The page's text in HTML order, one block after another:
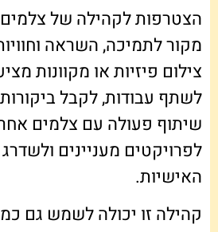
הצטרפות לקהילה של צלמים
מקור לתמיכה, השראה
צילום פיזיות או מקוונות
לשתף עבודות, לקבל
שיתוף פעולה עם צלמים
לפרויקטים מעניינים
האישיות.
קהילה זו יכולה לשמש גם